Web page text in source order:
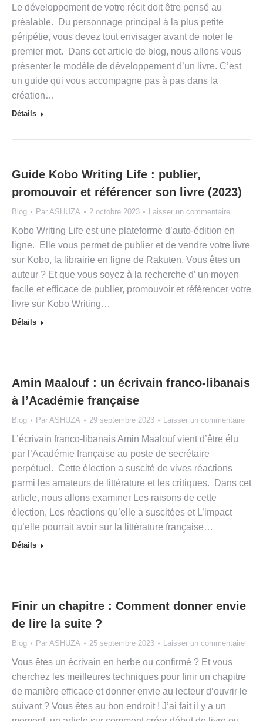
Le développement de votre récit doit être pensé au
préalable. Du personnage principal à la plus petite
péripétie, vous devez tout envisager avant de noter le
premier mot. Dans cet article de blog, nous allons vous
présenter le modèle de développement d’un livre. C’est
un guide qui vous accompagne pas à pas dans la
création…
Détails
Guide Kobo Writing Life : publier,
promouvoir et référencer son livre (2023)
Blog Par ASHUZA 2 octobre 2023 Laisser un commentaire
Kobo Writing Life est une plateforme d’auto-édition en
ligne. Elle vous permet de publier et de vendre votre livre
sur Kobo, la librairie en ligne de Rakuten. Vous êtes un
auteur ? Et que vous soyez à la recherche d’ un moyen
facile et efficace de publier, promouvoir et référencer votre
livre sur Kobo Writing…
Détails
Amin Maalouf : un écrivain franco-libanais
à l’Académie française
Blog Par ASHUZA 29 septembre 2023 Laisser un commentaire
L’écrivain franco-libanais Amin Maalouf vient d’être élu
par l’Académie française au poste de secrétaire
perpétuel. Cette élection a suscité de vives réactions
parmi les amateurs de littérature et les critiques. Dans cet
article, nous allons examiner Les raisons de cette
élection, Les réactions qu’elle a suscitées et L’impact
qu’elle pourrait avoir sur la littérature française…
Détails
Finir un chapitre : Comment donner envie
de lire la suite ?
Blog Par ASHUZA 25 septembre 2023 Laisser un commentaire
Vous êtes un écrivain en herbe ou confirmé ? Et vous
cherchez les meilleures techniques pour finir un chapitre
de manière efficace et donner envie au lecteur d’ouvrir le
suivant ? Vous êtes au bon endroit ! J’ai fait il y a un